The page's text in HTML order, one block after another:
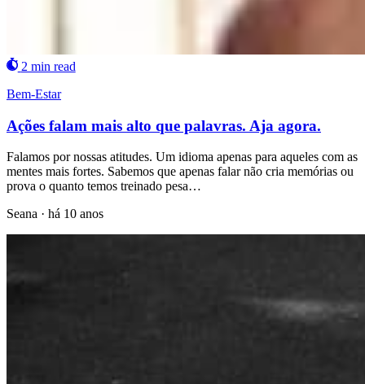
2 min read
Bem-Estar
Ações falam mais alto que palavras. Aja agora.
Falamos por nossas atitudes. Um idioma apenas para aqueles com as
mentes mais fortes. Sabemos que apenas falar não cria memórias ou
prova o quanto temos treinado pesa…
Seana · há 10 anos